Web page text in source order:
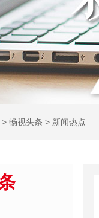
> 畅视头条 > 新闻热点